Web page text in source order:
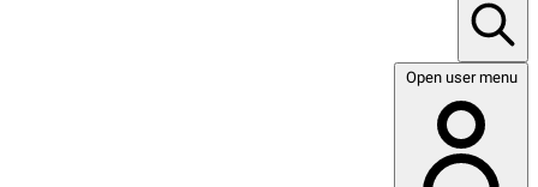
Open user menu